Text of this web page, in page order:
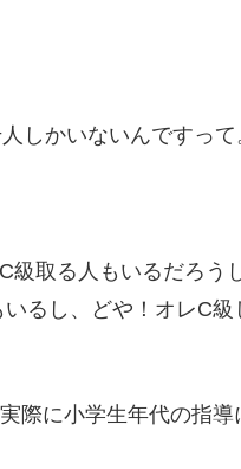
しかいないんですって
級取る人もいるだろう
るし、どや！オレC
際に小学生年代の指